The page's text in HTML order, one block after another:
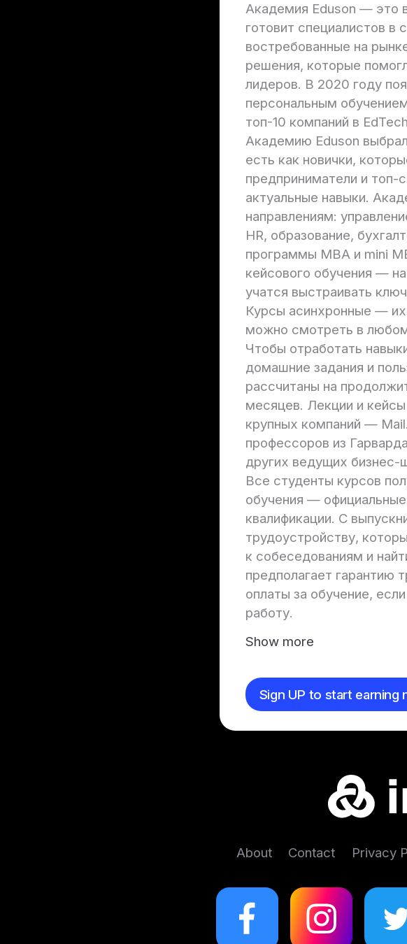
Академия Eduson — это
готовит специалистов
востребованные на
решения, которые
лидеров. В 2020 году
персональным
топ-10 компаний в
Академию Eduson
есть как новички,
предприниматели и топ-
актуальные навыки.
направлениям:
HR, образование,
программы MBA и mini
кейсового обучения —
учатся выстраивать
Курсы асинхронные —
можно смотреть в любом
Чтобы отработать
домашние задания и
рассчитаны на
месяцев. Лекции и
крупных компаний —
профессоров из
других ведущих бизнес-
Все студенты курсов
обучения —
квалификации. С
трудоустройству,
к собеседованиям и
предполагает гарантию
оплаты за обучение,
работу.
Show more
Sign UP to start earning
About Contact Privacy